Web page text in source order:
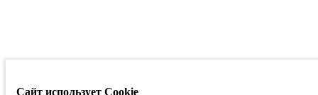
Сайт использует Cookie